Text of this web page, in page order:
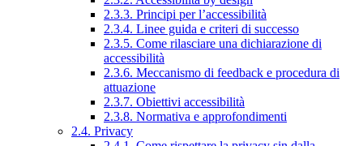
2.3.3. Principi per l’accessibilità
2.3.4. Linee guida e criteri di successo
2.3.5. Come rilasciare una dichiarazione di
accessibilità
2.3.6. Meccanismo di feedback e procedura di
attuazione
2.3.7. Obiettivi accessibilità
2.3.8. Normativa e approfondimenti
2.4. Privacy